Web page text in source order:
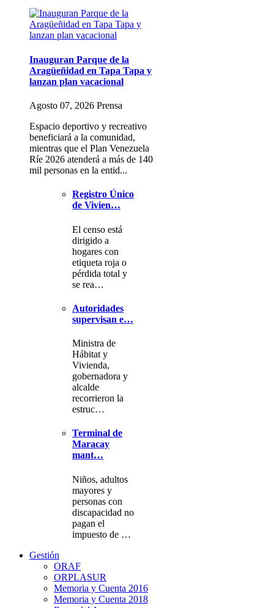
Inauguran Parque de la
Aragüeñidad en Tapa Tapa y
lanzan plan vacacional
Agosto 07, 2026 Prensa
Espacio deportivo y recreativo
beneficiará a la comunidad,
mientras que el Plan Venezuela
Ríe 2026 atenderá a más de 140
mil personas en la entid...
Registro Único
de Vivien…
El censo está
dirigido a
hogares con
etiqueta roja o
pérdida total y
se rea…
Autoridades
supervisan e…
Ministra de
Hábitat y
Vivienda,
gobernadora y
alcalde
recorrieron la
estruc…
Terminal de
Maracay
mant…
Niños, adultos
mayores y
personas con
discapacidad no
pagan el
impuesto de …
Gestión
ORAF
ORPLASUR
Memoria y Cuenta 2016
Memoria y Cuenta 2018